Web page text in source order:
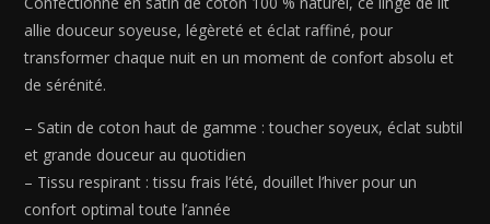
de
coton
tissé
dobby
-
Bleu
allie douceur soyeuse, légèreté et éclat raffiné, pour
transformer chaque nuit en un moment de confort absolu et
de sérénité.
– Satin de coton haut de gamme : toucher soyeux, éclat subtil
et grande douceur au quotidien
– Tissu respirant : tissu frais l’été, douillet l’hiver pour un
confort optimal toute l’année